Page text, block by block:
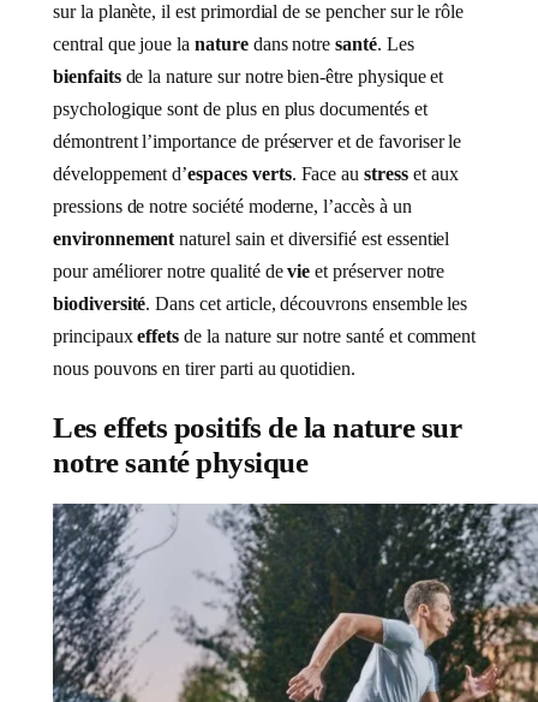
sur la planète, il est primordial de se pencher sur le rôle
central que joue lanaturedans notresanté. Les
bienfaitsde la nature sur notre bien-être physique et
psychologique sont de plus en plus documentés et
démontrent l’importance de préserver et de favoriser le
développement d’espaces verts. Face austresset aux
pressions de notre société moderne, l’accès à un
environnement naturel sain et diversifié est essentiel
pour améliorer notre qualité devie et préserver notre
biodiversité. Dans cet article, découvrons ensemble les
principauxeffets de la nature sur notre santé et comment
nous pouvons en tirer parti au quotidien.
Les effets positifs de la nature sur
notre santé physique